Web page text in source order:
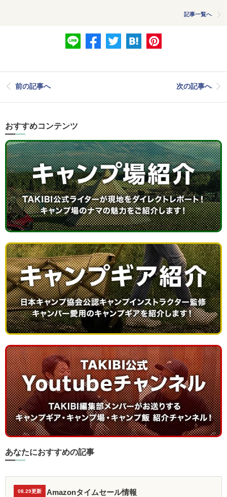
記事一覧へ
前の記事へ 次の記事へ
おすすめコンテンツ
あなたにおすすめの記事
08.29更新 Amazonタイムセール情報